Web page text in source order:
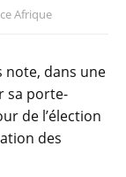
Afrique
note, dans une
sa porte-
de l’élection
des